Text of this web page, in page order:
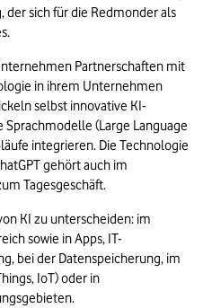
der sich für die Redmonder als
Partnerschaften mit
in ihrem Unternehmen
selbst innovative KI-
Sprachmodelle (Large Language
integrieren. Die Technologie
gehört auch im
Tagesgeschäft.
KI zu unterscheiden: im
sowie in Apps, IT-
IoT) oder in